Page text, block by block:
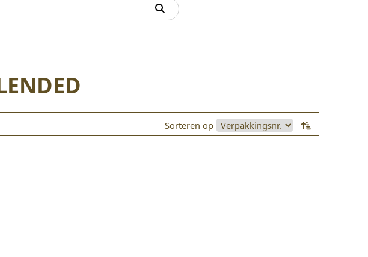
Sorteren op